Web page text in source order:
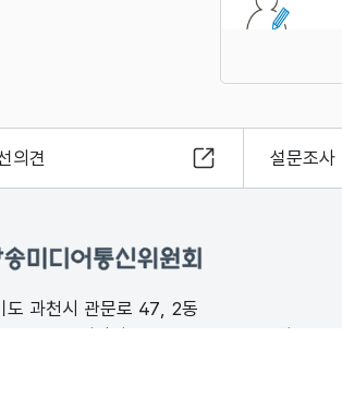
의견 설문조사
과천시 관문로 47, 2동